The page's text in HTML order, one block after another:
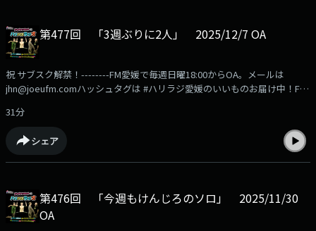
第477回 「3週ぶりに2人」 2025/12/7 OA
祝 サブスク解禁！--------FM愛媛で毎週日曜18:00からOA。メールは
jhn@joeufm.comハッシュタグは #ハリラジ愛媛のいいものお届け中！FM
https://fmmarche.jp/?
utm_source=podcast&utm_medium=referral&utm_campaign=hariradi
31分
シェア
第476回 「今週もけんじろのソロ」 2025/11/30
OA